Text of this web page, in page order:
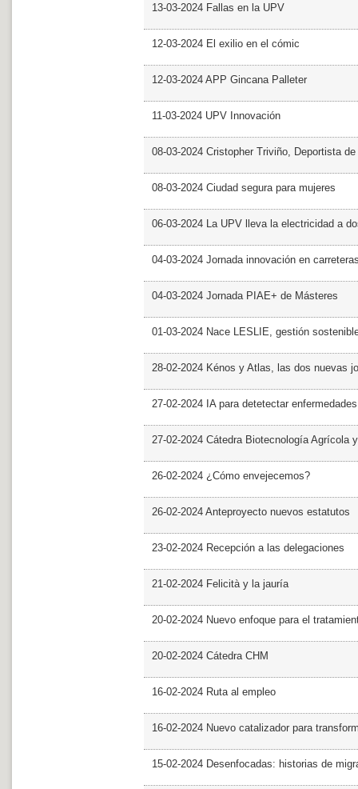
13-03-2024 Fallas en la UPV
12-03-2024 El exilio en el cómic
12-03-2024 APP Gincana Palleter
11-03-2024 UPV Innovación
08-03-2024 Cristopher Triviño, Deportista
08-03-2024 Ciudad segura para mujeres
06-03-2024 La UPV lleva la electricidad a
04-03-2024 Jornada innovación en
04-03-2024 Jornada PIAE+ de Másteres
01-03-2024 Nace LESLIE, gestión
28-02-2024 Kénos y Atlas, las dos nuevas
27-02-2024 IA para detetectar
27-02-2024 Cátedra Biotecnología Agrícola
26-02-2024 ¿Cómo envejecemos?
26-02-2024 Anteproyecto nuevos estatutos
23-02-2024 Recepción a las delegaciones
21-02-2024 Felicità y la jauría
20-02-2024 Nuevo enfoque para el
20-02-2024 Cátedra CHM
16-02-2024 Ruta al empleo
16-02-2024 Nuevo catalizador para
15-02-2024 Desenfocadas: historias de